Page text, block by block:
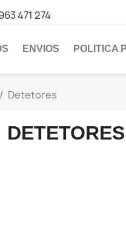
471 274
ENVIOS POLITICA
Detetores
DETETORES